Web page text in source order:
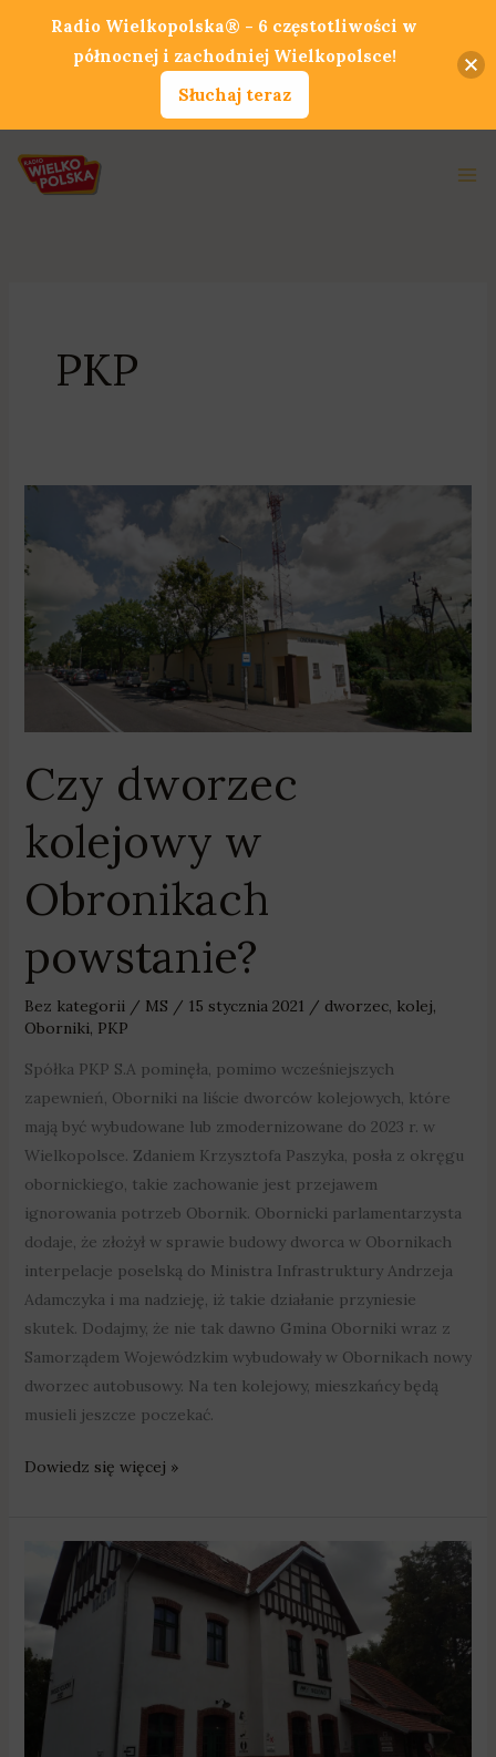
PKP
Czy dworzec
kolejowy w
Obronikach
powstanie?
Bez kategorii/ MS / 15 stycznia 2021 / dworzec, kolej,
Oborniki, PKP
Spółka PKP S.A pominęła, pomimo wcześniejszych
zapewnień, Oborniki na liście dworców kolejowych, które
mają być wybudowane lub zmodernizowane do 2023 r. w
Wielkopolsce. Zdaniem Krzysztofa Paszyka, posła z okręgu
obornickiego, takie zachowanie jest przejawem
ignorowania potrzeb Obornik. Obornicki parlamentarzysta
dodaje, że złożył w sprawie budowy dworca w Obornikach
interpelacje poselską do Ministra Infrastruktury Andrzeja
Adamczyka i ma nadzieję, iż takie działanie przyniesie
skutek. Dodajmy, że nie tak dawno Gmina Oborniki wraz z
Samorządem Wojewódzkim wybudowały w Obornikach nowy
dworzec autobusowy. Na ten kolejowy, mieszkańcy będą
musieli jeszcze poczekać.
dworzec
kolejowy
Obronikach
powstanie?
Dowiedz się więcej »
Poznaj
historię
kolei
Radio Wielkopolska® - 6 częstotliwości w
północnej i zachodniej Wielkopolsce!
Słuchaj teraz